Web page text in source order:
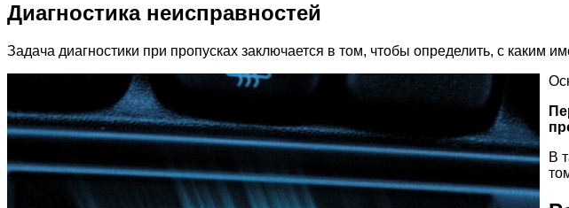
Диагностика неисправностей
Задача диагностики при пропусках заключается в том, чтобы определить, с
В